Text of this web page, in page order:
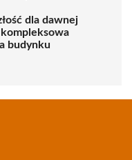
dla dawnej
budynku